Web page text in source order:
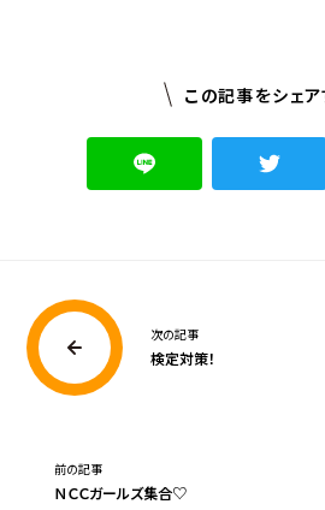
この記事をシェア
次の記事
検定対策！
前の記事
ＮＣＣガールズ集合♡